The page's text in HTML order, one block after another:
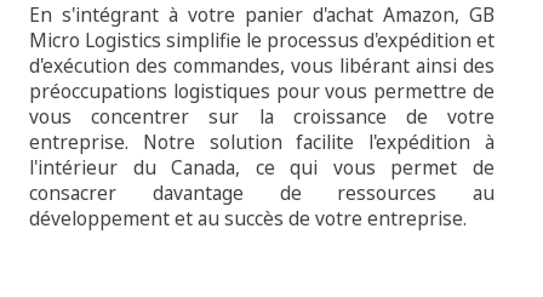
En s'intégrant à votre panier d'achat Amazon, GB
Micro Logistics simplifie le processus d'expédition et
d'exécution des commandes, vous libérant ainsi des
préoccupations logistiques pour vous permettre de
vous concentrer sur la croissance de votre
entreprise. Notre solution facilite l'expédition à
l'intérieur du Canada, ce qui vous permet de
consacrer davantage de ressources au
développement et au succès de votre entreprise.